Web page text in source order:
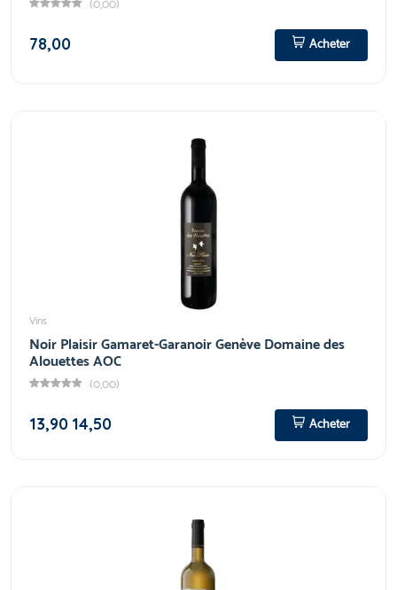
(0,00)
78,00
Acheter
Vins
Noir Plaisir Gamaret-Garanoir Genève Domaine des
Alouettes AOC
(0,00)
13,90 14,50 Acheter